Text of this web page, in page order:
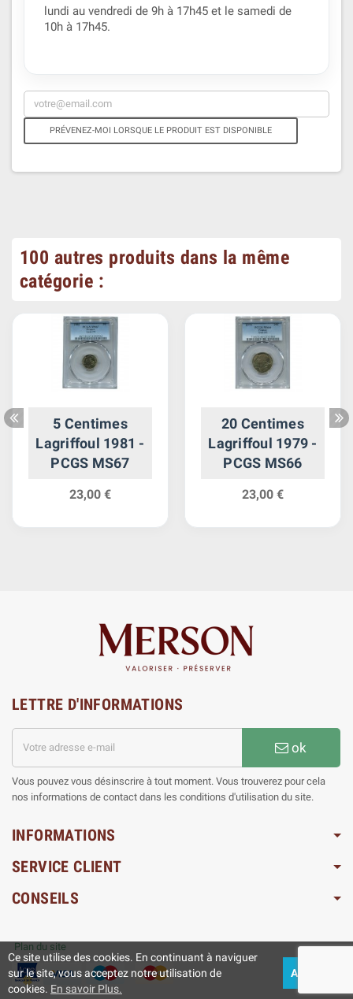
lundi au vendredi de 9h à 17h45 et le samedi de
10h à 17h45.
PRÉVENEZ-MOI LORSQUE LE PRODUIT EST DISPONIBLE
100 autres produits dans la même
catégorie :
5 Centimes
Lagriffoul 1981 -
PCGS MS67
23,00 €
20 Centimes
Lagriffoul 1979 -
PCGS MS66
23,00 €
LETTRE D'INFORMATIONS
ok
Vous pouvez vous désinscrire à tout moment. Vous trouverez pour cela
nos informations de contact dans les conditions d'utilisation du site.
INFORMATIONS
SERVICE CLIENT
CONSEILS
Plan du site
Ce site utilise des cookies. En continuant à naviguer
sur le site, vous acceptez notre utilisation de
cookies. En savoir Plus.
ACCEPTEZ